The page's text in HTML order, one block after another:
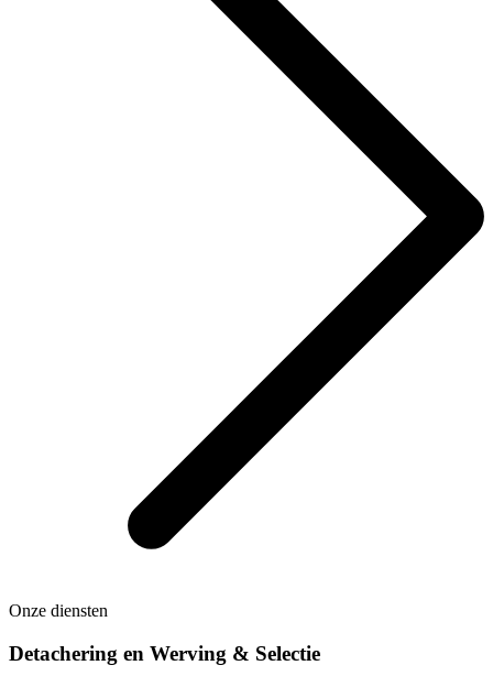
Onze diensten
Detachering en Werving & Selectie